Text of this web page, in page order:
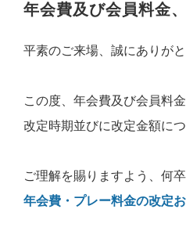
年会費及び会員料金
平素のご来場、誠にありがと
この度、年会費及び会員料
改定時期並びに改定金額に
ご理解を賜りますよう、何
年会費・プレー料金の改定